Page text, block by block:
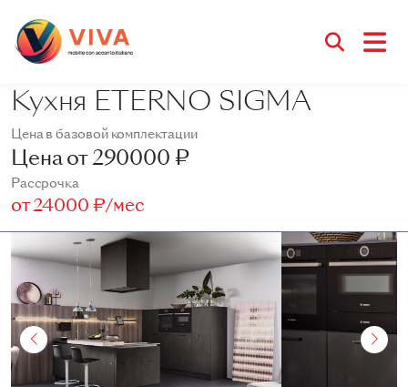
Кухня ETERNO SIGMA
Цена в базовой комплектации
Цена от290000 ₽
Рассрочка
от24000 ₽/мес